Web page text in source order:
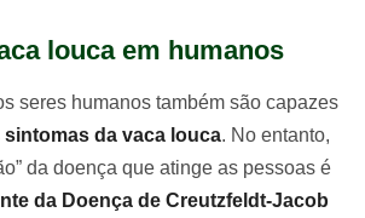
louca em humanos
seres humanos também são capazes
sintomas da vaca louca. No entanto,
da doença que atinge as pessoas é
da Doença de Creutzfeldt-Jacob